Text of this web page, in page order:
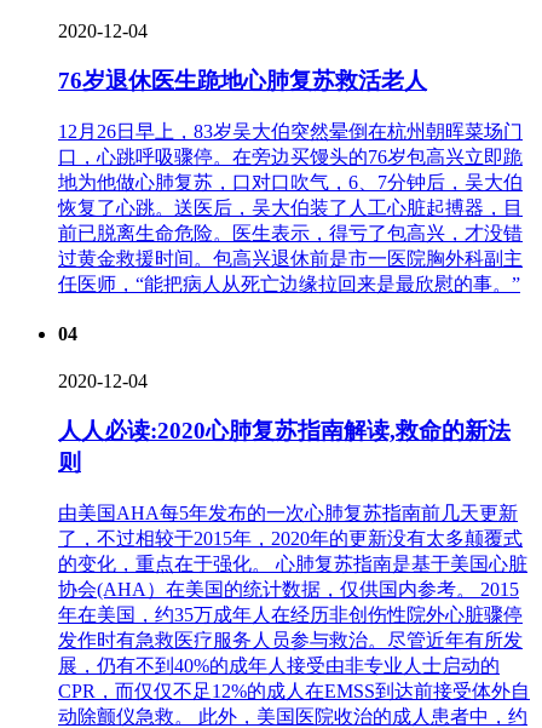
2020-12-04
76岁退休医生跪地心肺复苏救活老人
12月26日早上，83岁吴大伯突然晕倒在杭州朝晖菜场门
口，心跳呼吸骤停。在旁边买馒头的76岁包高兴立即跪
地为他做心肺复苏，口对口吹气，6、7分钟后，吴大伯
恢复了心跳。送医后，吴大伯装了人工心脏起搏器，目
前已脱离生命危险。医生表示，得亏了包高兴，才没错
过黄金救援时间。包高兴退休前是市一医院胸外科副主
任医师，“能把病人从死亡边缘拉回来是最欣慰的事。”
04
2020-12-04
人人必读:2020心肺复苏指南解读,救命的新法
则
由美国AHA每5年发布的一次心肺复苏指南前几天更新
了，不过相较于2015年，2020年的更新没有太多颠覆式
的变化，重点在于强化。 心肺复苏指南是基于美国心脏
协会(AHA）在美国的统计数据，仅供国内参考。 2015
年在美国，约35万成年人在经历非创伤性院外心脏骤停
发作时有急救医疗服务人员参与救治。尽管近年有所发
展，仍有不到40%的成年人接受由非专业人士启动的
CPR，而仅仅不足12%的成人在EMSS到达前接受体外自
动除颤仪急救。 此外，美国医院收治的成人患者中，约